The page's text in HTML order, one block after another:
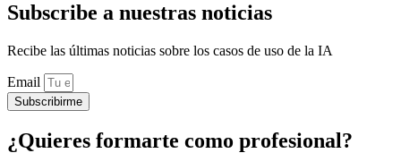
Subscribe a nuestras noticias
Recibe las últimas noticias sobre los casos de uso de la IA
Email
Subscribirme
¿Quieres formarte como profesional?